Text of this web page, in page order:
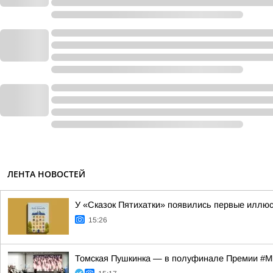
ЛЕНТА НОВОСТЕЙ
У «Сказок Пятихатки» появились первые
15:26
Томская Пушкинка — в полуфинале Премии